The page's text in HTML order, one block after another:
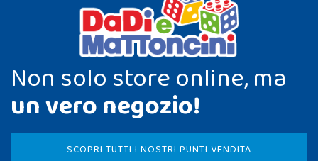
Non solo store online, ma
un vero negozio!
SCOPRI TUTTI I NOSTRI PUNTI VENDITA